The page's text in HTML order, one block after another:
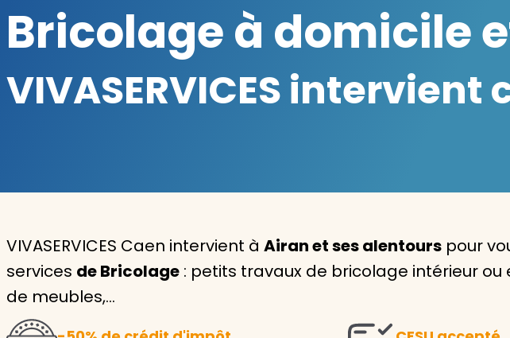
Repassage
Jardin
Aide à la personne
Seniors
Handicaps
Avec
service
Bricolage à domicile
VIVASERVICES intervient
VIVASERVICES Caen intervient à Airan et ses alentours pour
services de Bricolage : petits travaux de bricolage intérieur
de meubles,…